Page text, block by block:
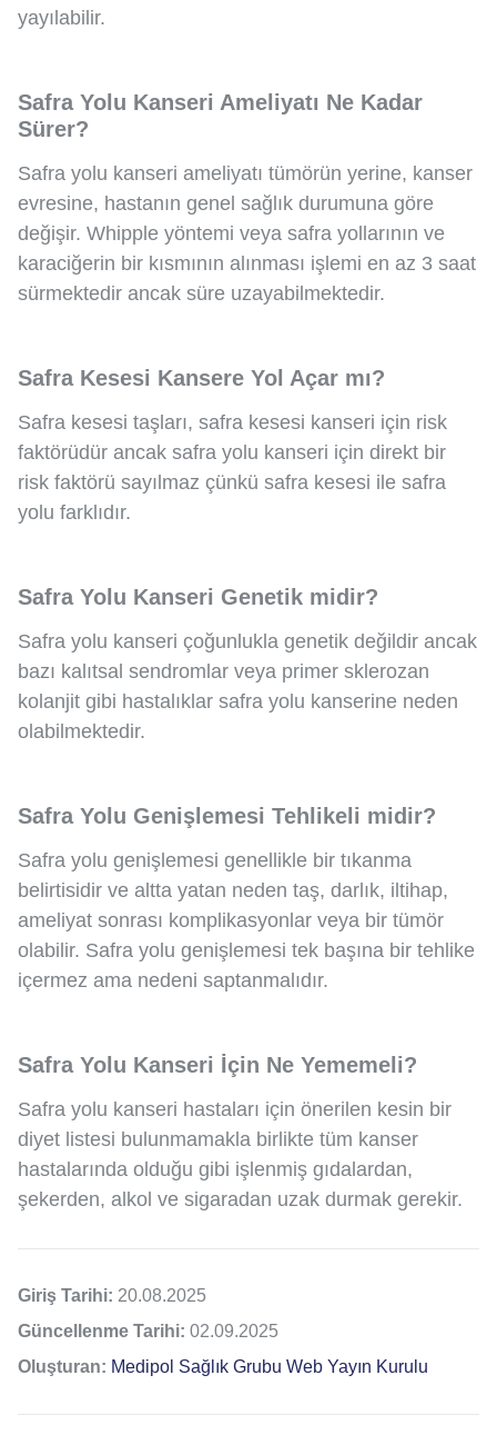
yayılabilir.
Safra Yolu Kanseri Ameliyatı Ne Kadar
Sürer?
Safra yolu kanseri ameliyatı tümörün yerine, kanser
evresine, hastanın genel sağlık durumuna göre
değişir. Whipple yöntemi veya safra yollarının ve
karaciğerin bir kısmının alınması işlemi en az 3 saat
sürmektedir ancak süre uzayabilmektedir.
Safra Kesesi Kansere Yol Açar mı?
Safra kesesi taşları, safra kesesi kanseri için risk
faktörüdür ancak safra yolu kanseri için direkt bir
risk faktörü sayılmaz çünkü safra kesesi ile safra
yolu farklıdır.
Safra Yolu Kanseri Genetik midir?
Safra yolu kanseri çoğunlukla genetik değildir ancak
bazı kalıtsal sendromlar veya primer sklerozan
kolanjit gibi hastalıklar safra yolu kanserine neden
olabilmektedir.
Safra Yolu Genişlemesi Tehlikeli midir?
Safra yolu genişlemesi genellikle bir tıkanma
belirtisidir ve altta yatan neden taş, darlık, iltihap,
ameliyat sonrası komplikasyonlar veya bir tümör
olabilir. Safra yolu genişlemesi tek başına bir tehlike
içermez ama nedeni saptanmalıdır.
Safra Yolu Kanseri İçin Ne Yememeli?
Safra yolu kanseri hastaları için önerilen kesin bir
diyet listesi bulunmamakla birlikte tüm kanser
hastalarında olduğu gibi işlenmiş gıdalardan,
şekerden, alkol ve sigaradan uzak durmak gerekir.
Giriş Tarihi: 20.08.2025
Güncellenme Tarihi: 02.09.2025
Oluşturan: Medipol Sağlık Grubu Web Yayın Kurulu